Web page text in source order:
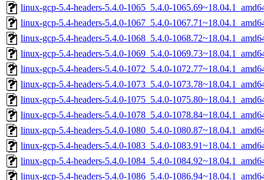
linux-gcp-5.4-headers-5.4.0-1065_5.4.0-
linux-gcp-5.4-headers-5.4.0-1067_5.4.0-
linux-gcp-5.4-headers-5.4.0-1068_5.4.0-
linux-gcp-5.4-headers-5.4.0-1069_5.4.0-
linux-gcp-5.4-headers-5.4.0-1072_5.4.0-
linux-gcp-5.4-headers-5.4.0-1073_5.4.0-
linux-gcp-5.4-headers-5.4.0-1075_5.4.0-
linux-gcp-5.4-headers-5.4.0-1078_5.4.0-
linux-gcp-5.4-headers-5.4.0-1080_5.4.0-
linux-gcp-5.4-headers-5.4.0-1083_5.4.0-
linux-gcp-5.4-headers-5.4.0-1084_5.4.0-
linux-gcp-5.4-headers-5.4.0-1086_5.4.0-